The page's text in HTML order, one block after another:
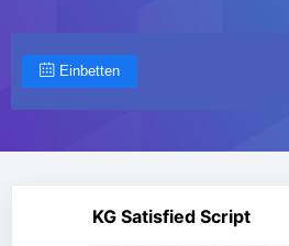
Einbetten
KG Satisfied Script